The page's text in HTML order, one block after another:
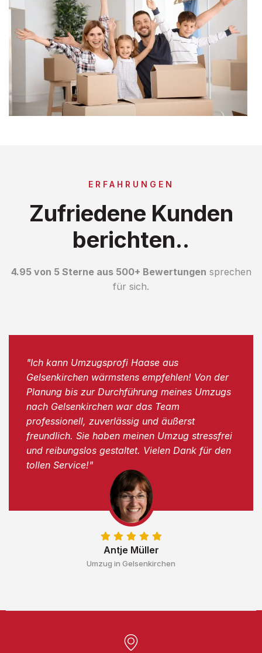
ERFAHRUNGEN
Zufriedene Kunden
berichten..
4.95 von 5 Sterne aus 500+ Bewertungen sprechen
für sich.
Antje Müller
Umzug in Gelsenkirchen
"Ich kann Umzugsprofi Haase aus
Gelsenkirchen wärmstens empfehlen! Von der
Planung bis zur Durchführung meines Umzugs
nach Gelsenkirchen war das Team
professionell, zuverlässig und äußerst
freundlich. Sie haben meinen Umzug stressfrei
und reibungslos gestaltet. Vielen Dank für den
tollen Service!"